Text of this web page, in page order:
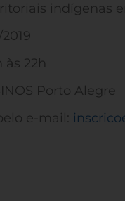
indígenas
às 22h
Porto Alegre
e-mail: